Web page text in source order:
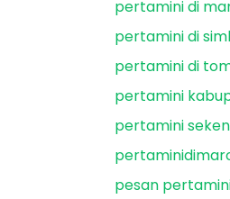
pertamini di
pertamini di
pertamini di
pertamini
pertamini
pesan